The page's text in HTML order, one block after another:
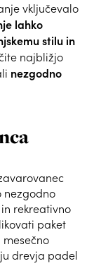
vključevalo
lahko
stilu in
najbližjo
nezgodno
nezgodno
rekreativno
paket
drevja padel